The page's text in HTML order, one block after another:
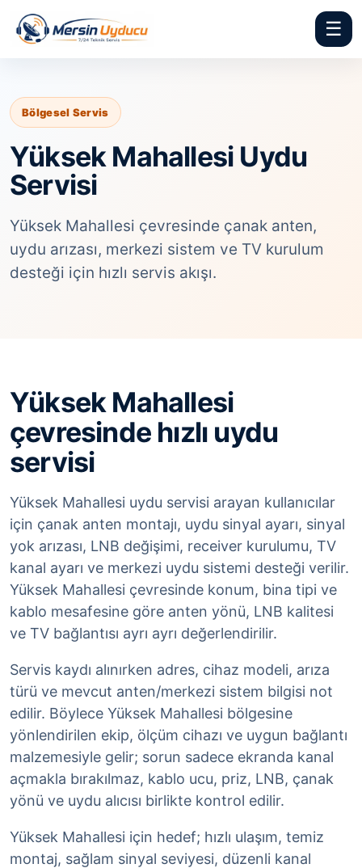
☰
Bölgesel Servis
Yüksek Mahallesi Uydu
Servisi
Yüksek Mahallesi çevresinde çanak anten,
uydu arızası, merkezi sistem ve TV kurulum
desteği için hızlı servis akışı.
Yüksek Mahallesi
çevresinde hızlı uydu
servisi
Yüksek Mahallesi uydu servisi arayan kullanıcılar
için çanak anten montajı, uydu sinyal ayarı, sinyal
yok arızası, LNB değişimi, receiver kurulumu, TV
kanal ayarı ve merkezi uydu sistemi desteği verilir.
Yüksek Mahallesi çevresinde konum, bina tipi ve
kablo mesafesine göre anten yönü, LNB kalitesi
ve TV bağlantısı ayrı ayrı değerlendirilir.
Servis kaydı alınırken adres, cihaz modeli, arıza
türü ve mevcut anten/merkezi sistem bilgisi not
edilir. Böylece Yüksek Mahallesi bölgesine
yönlendirilen ekip, ölçüm cihazı ve uygun bağlantı
malzemesiyle gelir; sorun sadece ekranda kanal
açmakla bırakılmaz, kablo ucu, priz, LNB, çanak
yönü ve uydu alıcısı birlikte kontrol edilir.
Yüksek Mahallesi için hedef; hızlı ulaşım, temiz
montaj, sağlam sinyal seviyesi, düzenli kanal